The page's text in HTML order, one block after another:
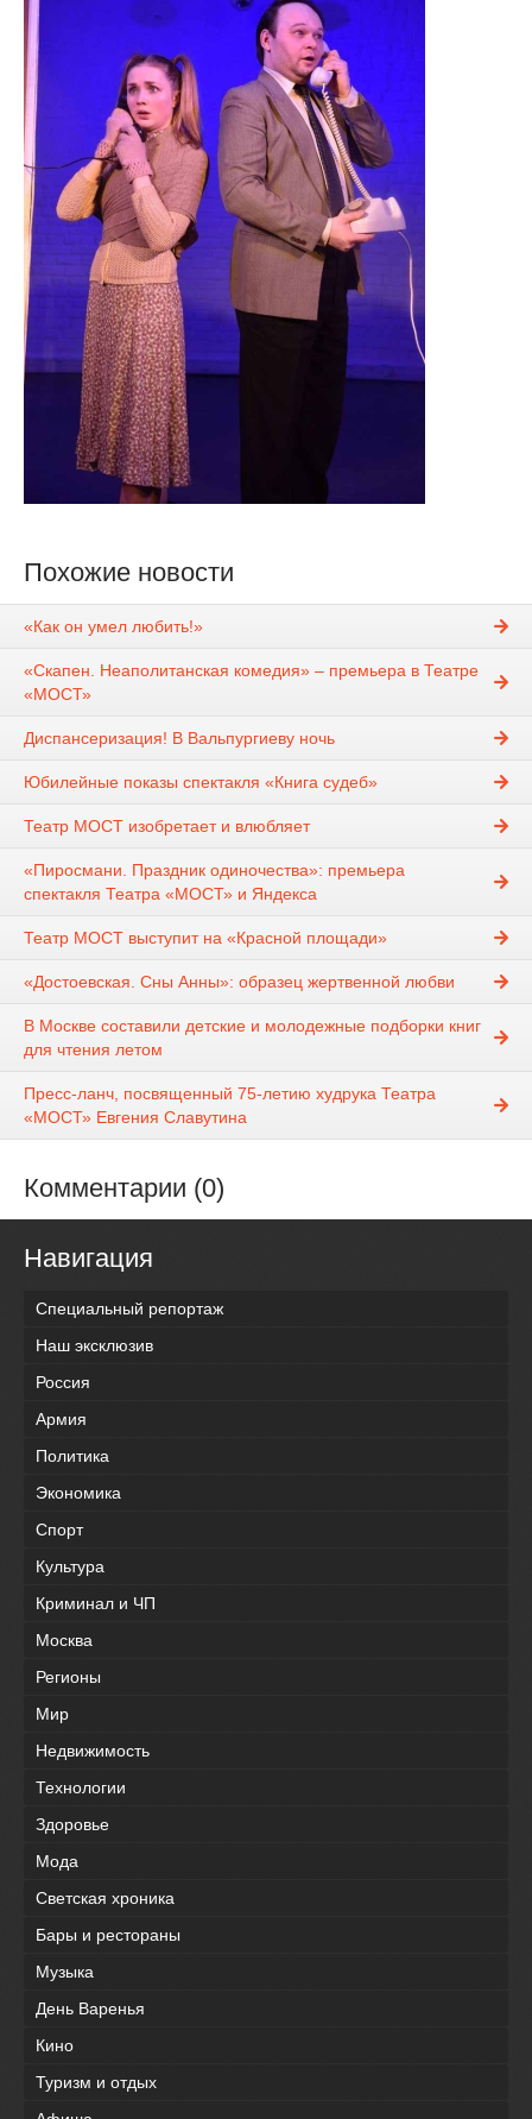
Похожие новости
«Как он умел любить!»
«Скапен. Неаполитанская комедия» – премьера в Театре
«МОСТ»
Диспансеризация! В Вальпургиеву ночь
Юбилейные показы спектакля «Книга судеб»
Театр МОСТ изобретает и влюбляет
«Пиросмани. Праздник одиночества»: премьера
спектакля Театра «МОСТ» и Яндекса
Театр МОСТ выступит на «Красной площади»
«Достоевская. Сны Анны»: образец жертвенной любви
В Москве составили детские и молодежные подборки книг
для чтения летом
Пресс-ланч, посвященный 75-летию худрука Театра
«МОСТ» Евгения Славутина
Комментарии (0)
Навигация
Специальный репортаж
Наш эксклюзив
Россия
Армия
Политика
Экономика
Спорт
Культура
Криминал и ЧП
Москва
Регионы
Мир
Недвижимость
Технологии
Здоровье
Мода
Светская хроника
Бары и рестораны
Музыка
День Варенья
Кино
Туризм и отдых